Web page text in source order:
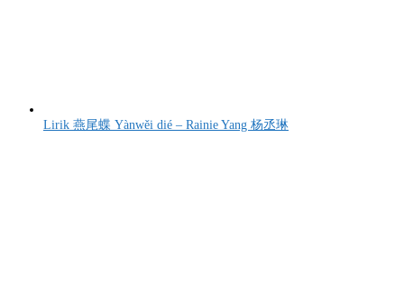
Lirik 燕尾蝶 Yànwěi dié – Rainie Yang 杨丞琳